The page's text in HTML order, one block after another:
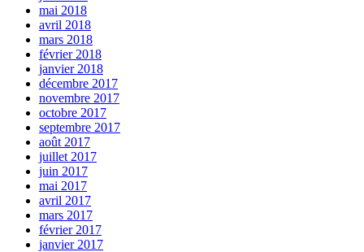
mai 2018
avril 2018
mars 2018
février 2018
janvier 2018
décembre 2017
novembre 2017
octobre 2017
septembre 2017
août 2017
juillet 2017
juin 2017
mai 2017
avril 2017
mars 2017
février 2017
janvier 2017